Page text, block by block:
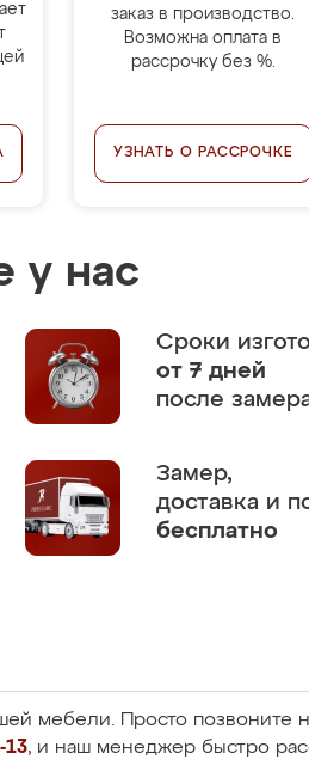
заказ в производство.
Возможна оплата в
рассрочку без %.
УЗНАТЬ О РАССРОЧКЕ
у нас
Сроки
от 7 дней
после
Замер,
доставка и
бесплатно
мебели. Просто позвоните
13, и наш менеджер быстро